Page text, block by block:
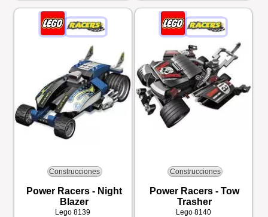
Construcciones
Power Racers - Night
Blazer
Lego8139
Construcciones
Power Racers - Tow
Trasher
Lego 8140